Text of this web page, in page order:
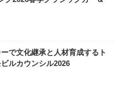
で文化継承と人材育成するト
ルカウンシル2026